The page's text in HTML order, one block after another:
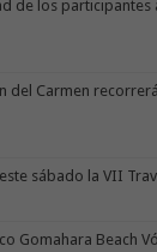
de los participantes
del Carmen
sábado la VII
Gomahara Beach